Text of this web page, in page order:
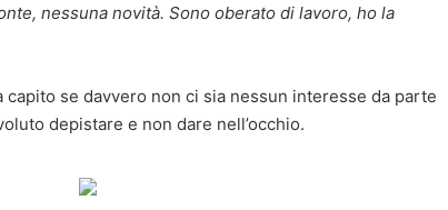
nessuna novità. Sono oberato di lavoro, ho la
capito se davvero non ci sia nessun interesse da parte
depistare e non dare nell’occhio.